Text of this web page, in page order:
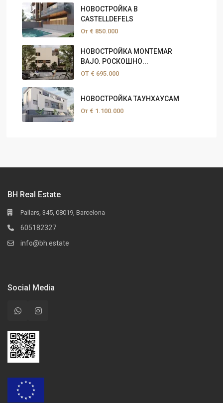
НОВОСТРОЙКА В
CASTELLDEFELS
От € 850.000
НОВОСТРОЙКА MONTEMAR
BAJO. РОСКОШНО...
ОТ € 695.000
НОВОСТРОЙКА ТАУНХАУСАМ
От € 1.100.000
BH Real Estate
Pallars, 345, 08019, Barcelona
605182327
info@bh.estate
Social Media